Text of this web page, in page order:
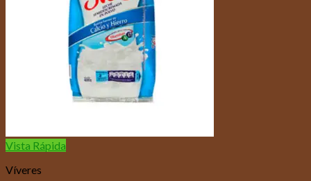
Vista Rápida
Víveres